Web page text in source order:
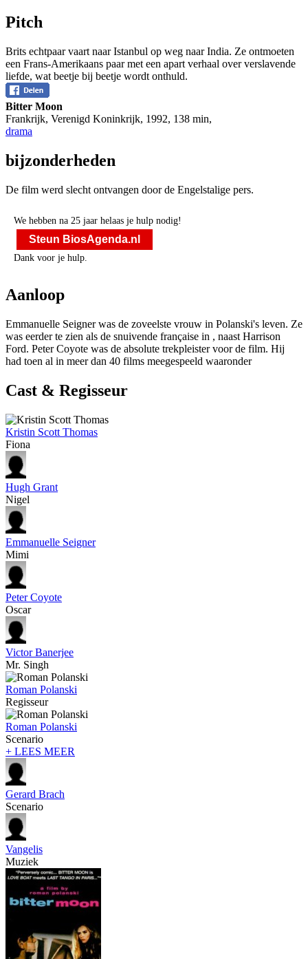
Pitch
Brits echtpaar vaart naar Istanbul op weg naar India. Ze ontmoeten
een Frans-Amerikaans paar met een apart verhaal over verslavende
liefde, wat beetje bij beetje wordt onthuld.
Bitter Moon
Frankrijk, Verenigd Koninkrijk, 1992, 138 min,
drama
bijzonderheden
De film werd slecht ontvangen door de Engelstalige pers.
We hebben na 25 jaar helaas je hulp nodig!
Steun BiosAgenda.nl
Dank voor je hulp.
Aanloop
Emmanuelle Seigner was de zoveelste vrouw in Polanski's leven. Ze
was eerder te zien als de snuivende française in , naast Harrison
Ford. Peter Coyote was de absolute trekpleister voor de film. Hij
had toen al in meer dan 40 films meegespeeld waaronder
Cast & Regisseur
Kristin Scott Thomas
Fiona
Hugh Grant
Nigel
Emmanuelle Seigner
Mimi
Peter Coyote
Oscar
Victor Banerjee
Mr. Singh
Roman Polanski
Regisseur
Roman Polanski
Scenario
+ LEES MEER
Gerard Brach
Scenario
Vangelis
Muziek